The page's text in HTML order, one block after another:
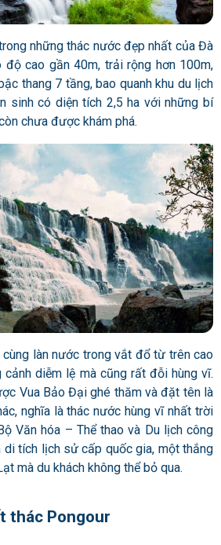
những thác nước đẹp nhất của Đà
độ cao gần 40m, trải rộng hơn 100m,
thang 7 tầng, bao quanh khu du lịch
sinh có diện tích 2,5 ha với những bí
chưa được khám phá.
cùng làn nước trong vắt đổ từ trên cao
cảnh diễm lệ mà cũng rất đỗi hùng vĩ.
Vua Bảo Đại ghé thăm và đặt tên là
nghĩa là thác nước hùng vĩ nhất trời
Văn hóa – Thể thao và Du lịch công
di tích lịch sử cấp quốc gia, một thắng
mà du khách không thể bỏ qua.
thác Pongour